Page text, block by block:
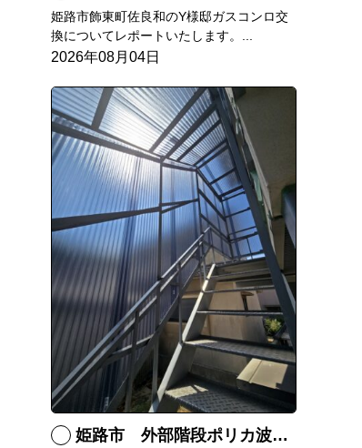
姫路市飾東町佐良和のY様邸ガスコンロ交
換についてレポートいたします。...
2026年08月04日
姫路市 外部階段ポリカ波板張替工事